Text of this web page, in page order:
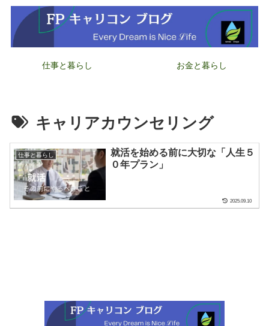
仕事と暮らし お金と暮らし
キャリアカウンセリング
仕事と暮らし
就活を始める前に大切な「人生５
０年プラン」
2025.09.10